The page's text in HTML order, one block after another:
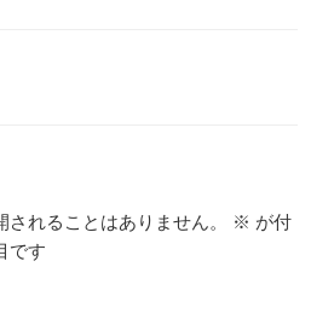
されることはありません。 ※ が付
です